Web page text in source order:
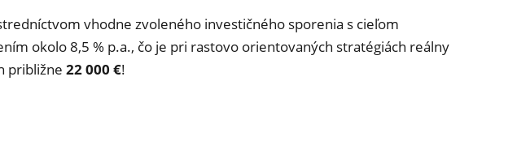
vhodne zvoleného investičného sporenia s cieľom
okolo 8,5 % p.a., čo je pri rastovo orientovaných stratégiách reálny
približne22 000 €!